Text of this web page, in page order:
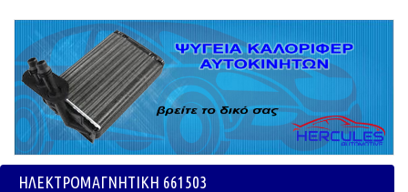
ΗΛΕΚΤΡΟΜΑΓΝΗΤΙΚΗ 661503